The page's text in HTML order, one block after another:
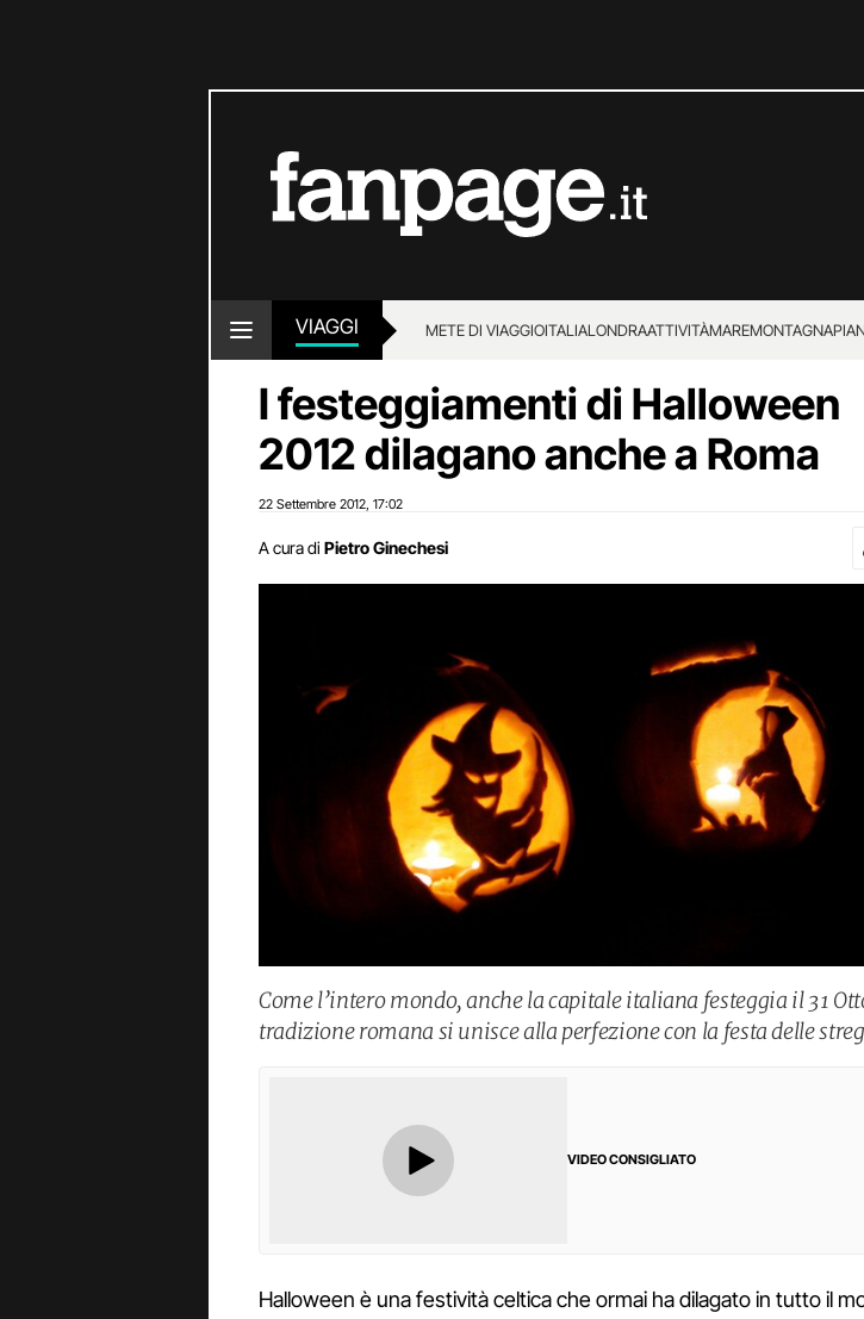
VIAGGI METE DI VIAGGIOITALIALONDRAATTIVITÀMAREMONTAGNA
I festeggiamenti di Halloween
2012 dilagano anche a Roma
22 Settembre 2012 17:02
A cura di Pietro Ginechesi
Come l’intero mondo, anche la capitale italiana festeggia il 31
tradizione romana si unisce alla perfezione con la festa delle
VIDEO CONSIGLIATO
Halloween è una festività celtica che ormai ha dilagato in tutto il